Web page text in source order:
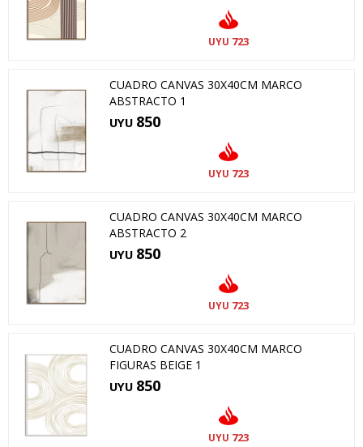
UYU 723
CUADRO CANVAS 30X40CM MARCO
ABSTRACTO 1
UYU 850
UYU 723
CUADRO CANVAS 30X40CM MARCO
ABSTRACTO 2
UYU 850
UYU 723
CUADRO CANVAS 30X40CM MARCO
FIGURAS BEIGE 1
UYU 850
UYU 723